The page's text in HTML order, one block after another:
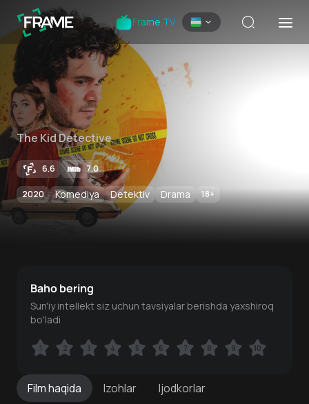
Frame TV
The Kid Detective
6.6 7.0
2020 Komediya Detektiv Drama 18+
Filmhaqida Izohlar Ijodkorlar
Baho bering
Sun'iy intellekt siz uchun tavsiyalar berishda yaxshiroq
bo'ladi
1 2 3 4 5 6 7 8 9 10
1 2 3 4 5 6 7 8 9 10